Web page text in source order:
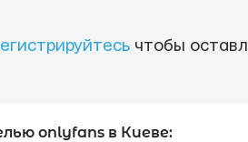
чтобы
onlyfans в Киеве: